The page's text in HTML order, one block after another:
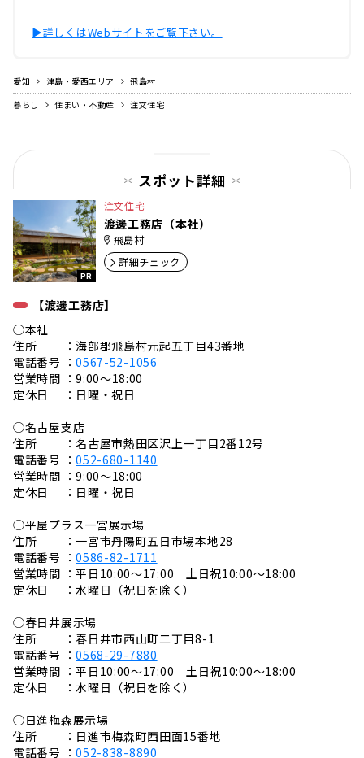
▶︎詳しくはWebサイトをご覧下さい。
愛知 津島・愛西エリア
飛島村
暮らし
住まい・不動産 注文住宅
スポット詳細
PR
注文住宅
渡邊工務店（本社）
飛島村
詳細チェック
【渡邊工務店】
◯本社
住所 ：海部郡飛島村元起五丁目43番地
電話番号 ：0567-52-1056
営業時間 ：9:00〜18:00
定休日 ：日曜・祝日
◯名古屋支店
住所 ：名古屋市熱田区沢上一丁目2番12号
電話番号 ：052-680-1140
営業時間 ：9:00〜18:00
定休日 ：日曜・祝日
◯平屋プラス一宮展示場
住所 ：一宮市丹陽町五日市場本地28
電話番号 ：0586-82-1711
営業時間 ：平日10:00～17:00 土日祝10:00～18:00
定休日 ：水曜日（祝日を除く）
◯春日井展示場
住所 ：春日井市西山町二丁目8-1
電話番号 ：0568-29-7880
営業時間 ：平日10:00～17:00 土日祝10:00～18:00
定休日 ：水曜日（祝日を除く）
◯日進梅森展示場
住所 ：日進市梅森町西田面15番地
電話番号 ：052-838-8890